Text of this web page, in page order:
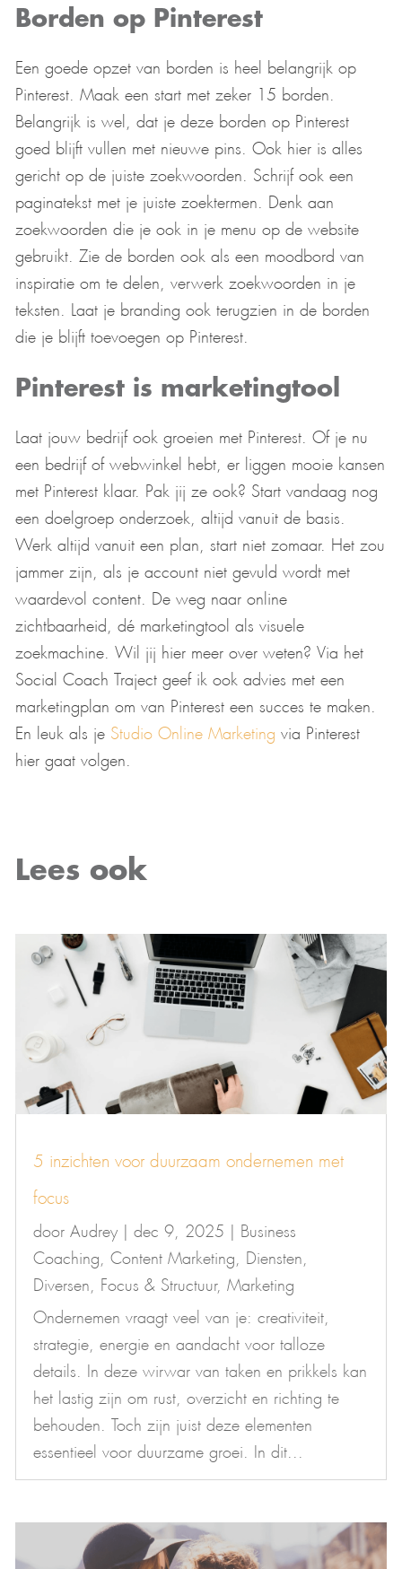
Borden op Pinterest
Een goede opzet van borden is heel belangrijk op
Pinterest. Maak een start met zeker 15 borden.
Belangrijk is wel, dat je deze borden op Pinterest
goed blijft vullen met nieuwe pins. Ook hier is alles
gericht op de juiste zoekwoorden. Schrijf ook een
paginatekst met je juiste zoektermen. Denk aan
zoekwoorden die je ook in je menu op de website
gebruikt. Zie de borden ook als een moodbord van
inspiratie om te delen, verwerk zoekwoorden in je
teksten. Laat je branding ook terugzien in de borden
die je blijft toevoegen op Pinterest.
Pinterest is marketingtool
Laat jouw bedrijf ook groeien met Pinterest. Of je nu
een bedrijf of webwinkel hebt, er liggen mooie kansen
met Pinterest klaar. Pak jij ze ook? Start vandaag nog
een doelgroep onderzoek, altijd vanuit de basis.
Werk altijd vanuit een plan, start niet zomaar. Het zou
jammer zijn, als je account niet gevuld wordt met
waardevol content. De weg naar online
zichtbaarheid, dé marketingtool als visuele
zoekmachine. Wil jij hier meer over weten? Via het
Social Coach Traject geef ik ook advies met een
marketingplan om van Pinterest een succes te maken.
En leuk als je Studio Online Marketing via Pinterest
hier gaat volgen.
Lees ook
5 inzichten voor duurzaam ondernemen met
focus
Audrey dec 9, 2025 Business
Coaching Content Marketing Diensten
Diversen Focus & Structuur Marketing
Ondernemen vraagt veel van je: creativiteit,
strategie, energie en aandacht voor talloze
details. In deze wirwar van taken en prikkels kan
het lastig zijn om rust, overzicht en richting te
behouden. Toch zijn juist deze elementen
essentieel voor duurzame groei. In dit...